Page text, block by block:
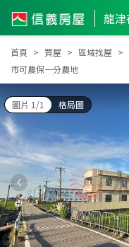
首頁 買屋 區域找屋
市可農保一分農地
圖片 1/1 格局圖